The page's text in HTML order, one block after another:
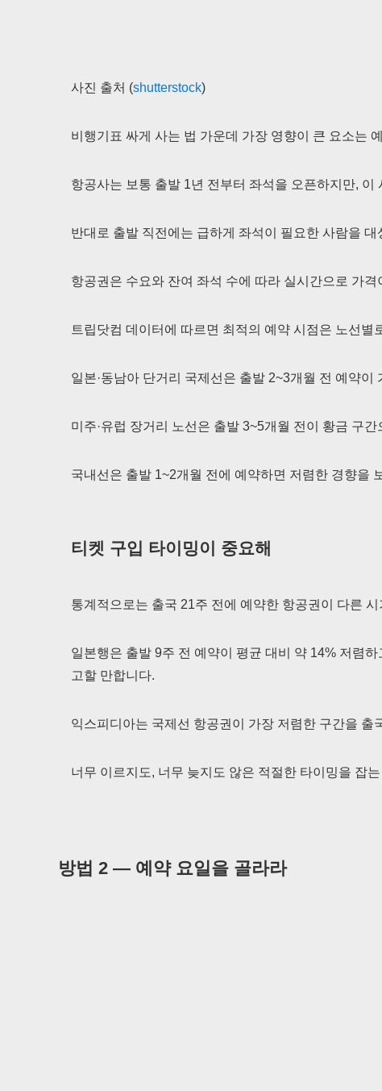
사진 출처 (shutterstock)
비행기표 싸게 사는 법 가운데 가장 영향이 큰 요소는
항공사는 보통 출발 1년 전부터 좌석을 오픈하지만,
반대로 출발 직전에는 급하게 좌석이 필요한 사람을
항공권은 수요와 잔여 좌석 수에 따라 실시간으로 가
트립닷컴 데이터에 따르면 최적의 예약 시점은 노선별
일본·동남아 단거리 국제선은 출발 2~3개월 전 예약이
미주·유럽 장거리 노선은 출발 3~5개월 전이 황금 구
국내선은 출발 1~2개월 전에 예약하면 저렴한 경향을
티켓 구입 타이밍이 중요해
통계적으로는 출국 21주 전에 예약한 항공권이 다른
일본행은 출발 9주 전 예약이 평균 대비 약 14% 저렴
고할 만합니다.
익스피디아는 국제선 항공권이 가장 저렴한 구간을
너무 이르지도, 너무 늦지도 않은 적절한 타이밍을 잡
방법 2 — 예약 요일을 골라라